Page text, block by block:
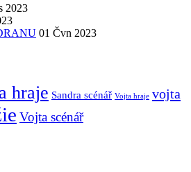
2023
01 Čvn 2023
hraje Sandra scénář Vojta hraje vojta
Vojta scénář